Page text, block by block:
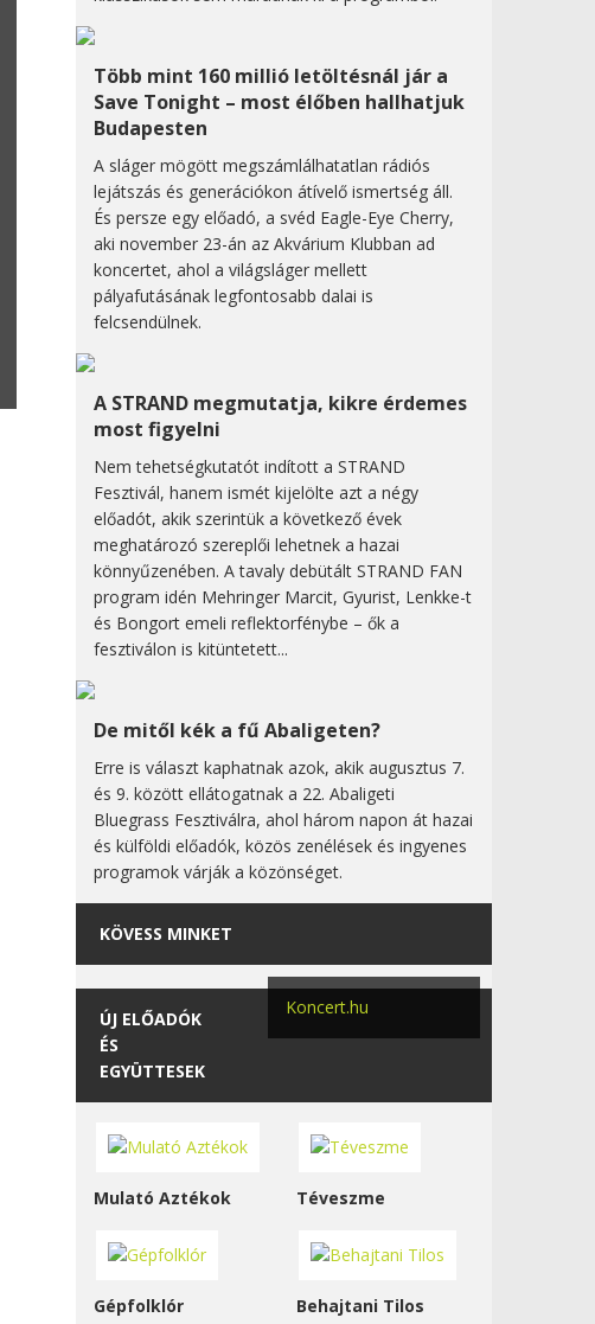
Több mint 160 millió letöltésnál jár a
Save Tonight – most élőben hallhatjuk
Budapesten
A sláger mögött megszámlálhatatlan rádiós
lejátszás és generációkon átívelő ismertség áll.
És persze egy előadó, a svéd Eagle-Eye Cherry,
aki november 23-án az Akvárium Klubban ad
koncertet, ahol a világsláger mellett
pályafutásának legfontosabb dalai is
felcsendülnek.
A STRAND megmutatja, kikre érdemes
most figyelni
Nem tehetségkutatót indított a STRAND
Fesztivál, hanem ismét kijelölte azt a négy
előadót, akik szerintük a következő évek
meghatározó szereplői lehetnek a hazai
könnyűzenében. A tavaly debütált STRAND FAN
program idén Mehringer Marcit, Gyurist, Lenkke-t
és Bongort emeli reflektorfénybe – ők a
fesztiválon is kitüntetett...
De mitől kék a fű Abaligeten?
Erre is választ kaphatnak azok, akik augusztus 7.
és 9. között ellátogatnak a 22. Abaligeti
Bluegrass Fesztiválra, ahol három napon át hazai
és külföldi előadók, közös zenélések és ingyenes
programok várják a közönséget.
KÖVESS MINKET
Koncert.hu
ÚJ ELŐADÓK
ÉS
EGYÜTTESEK
Mulató Aztékok Téveszme
Gépfolklór Behajtani Tilos